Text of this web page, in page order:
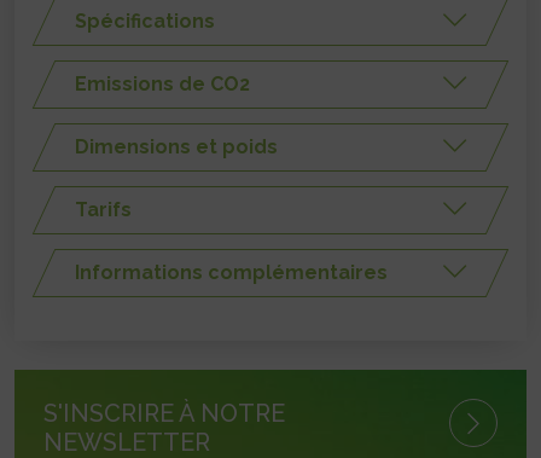
Spécifications
Emissions de CO2
Dimensions et poids
Tarifs
Informations complémentaires
S'INSCRIRE À NOTRE
NEWSLETTER